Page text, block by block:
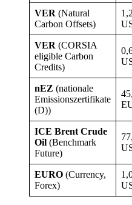
VER (Natural
Carbon Offsets)
VER (CORSIA
eligible Carbon
Credits)
nEZ (nationale
Emissionszertifikate
(D))
ICE Brent Crude
Oil (Benchmark
Future)
EURO (Currency,
Forex)